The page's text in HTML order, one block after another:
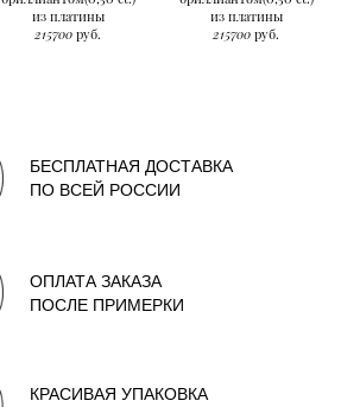
из платины
215700 руб.
из платины
215700 руб.
БЕСПЛАТНАЯ ДОСТАВКА
ПО ВСЕЙ РОССИИ
ОПЛАТА ЗАКАЗА
ПОСЛЕ ПРИМЕРКИ
КРАСИВАЯ УПАКОВКА